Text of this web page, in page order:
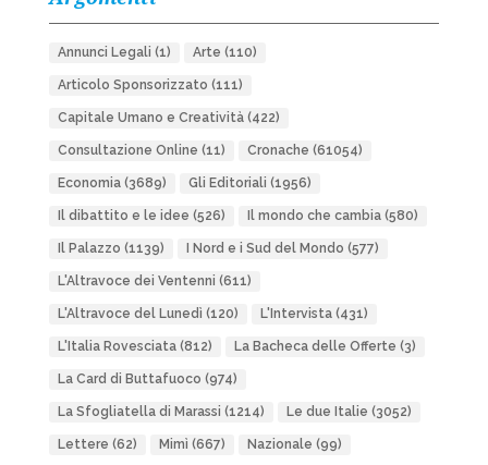
Annunci Legali (1) Arte (110)
Articolo Sponsorizzato (111)
Capitale Umano e Creatività(422)
Consultazione Online (11) Cronache (61054)
Economia(3689) Gli Editoriali (1956)
Il dibattito e le idee (526) Il mondo che cambia(580)
Il Palazzo (1139) I Nord e i Sud del Mondo (577)
L'Altravoce dei Ventenni (611)
L'Altravoce del Lunedì (120) L'Intervista(431)
L'Italia Rovesciata(812) La Bacheca delle Offerte (3)
La Card di Buttafuoco (974)
La Sfogliatella di Marassi (1214) Le due Italie (3052)
Lettere (62) Mimì (667) Nazionale (99)